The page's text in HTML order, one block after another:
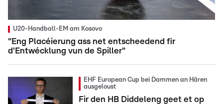
U20-Handball-EM am Kosovo
"Eng Placéierung ass net entscheedend fir
d'Entwécklung vun de Spiller"
EHF European Cup bei Dammen an Hären
ausgeloust
Fir den HB Diddeleng geet et op